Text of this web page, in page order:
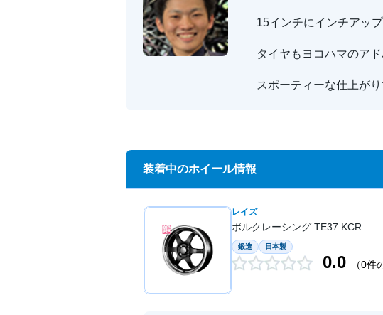
15インチにインチアップ
タイヤもヨコハマのア
スポーティーな仕上が
装着中のホイール情報
レイズ
ボルクレーシング TE37 KCR
鍛造 日本製
0.0 （0件